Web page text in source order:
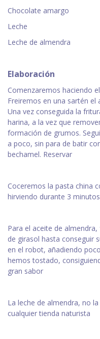
Chocolate amargo
Leche
Leche de almendra
Elaboración
Comenzaremos haciendo
Freiremos en una sartén el
Una vez conseguida la
harina, a la vez que
formación de grumos.
a poco, sin para de batir
bechamel. Reservar
Coceremos la pasta china
hirviendo durante 3 minutos
Para el aceite de
de girasol hasta conseguir
en el robot, añadiendo
hemos tostado,
gran sabor
La leche de almendra, no
cualquier tienda naturista